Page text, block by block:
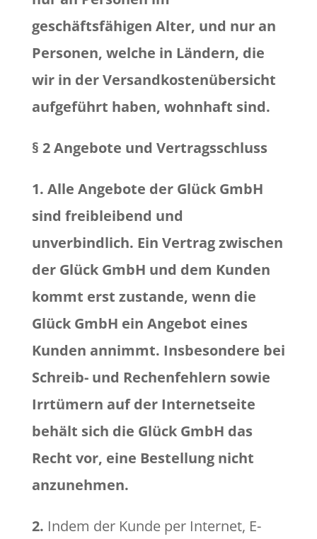
geschäftsfähigen Alter, und nur an
Personen, welche in Ländern, die
wir in der Versandkostenübersicht
aufgeführt haben, wohnhaft sind.
§ 2 Angebote und Vertragsschluss
1. Alle Angebote der Glück GmbH
sind freibleibend und
unverbindlich. Ein Vertrag zwischen
der Glück GmbH und dem Kunden
kommt erst zustande, wenn die
Glück GmbH ein Angebot eines
Kunden annimmt. Insbesondere bei
Schreib- und Rechenfehlern sowie
Irrtümern auf der Internetseite
behält sich die Glück GmbH das
Recht vor, eine Bestellung nicht
anzunehmen.
2. Indem der Kunde per Internet, E-